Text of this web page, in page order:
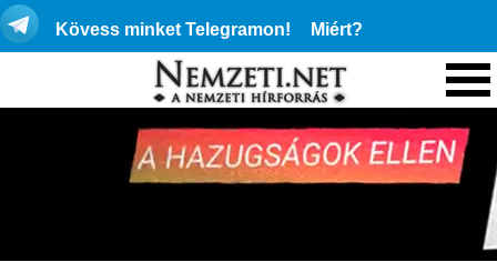
Kövess minket Telegramon! Miért?